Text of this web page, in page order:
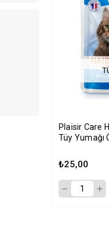
Plaisir Care
Tüy Yumağı
₺25,00